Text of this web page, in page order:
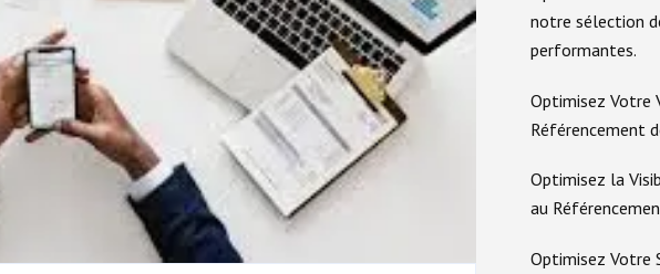
notre sélection
performantes.
Optimisez Votre
Référencement
Optimisez la
au
Optimisez Votre